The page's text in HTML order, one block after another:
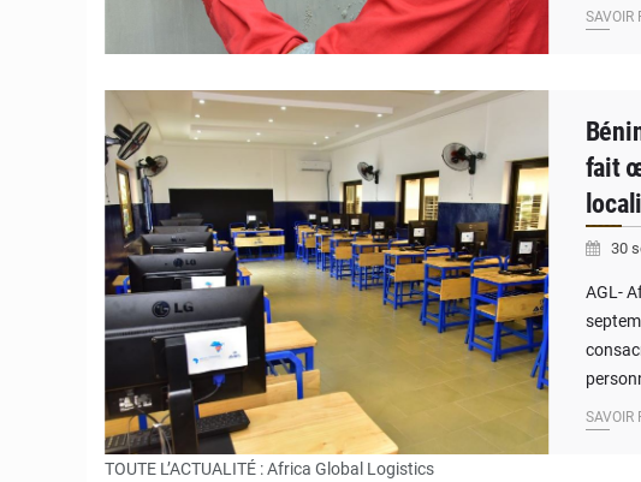
SAVOIR
fait
30
AGL-
SAVOIR
TOUTE L’ACTUALITÉ : Africa Global Logistics